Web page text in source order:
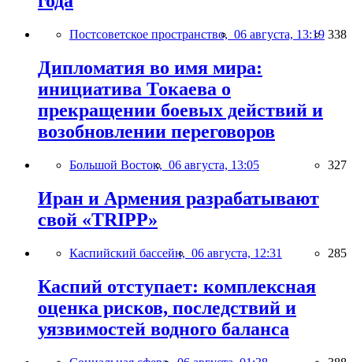
Постсоветское пространство, 06 августа, 13:19 338
Дипломатия во имя мира:
инициатива Токаева о
прекращении боевых действий и
возобновлении переговоров
Большой Восток, 06 августа, 13:05 327
Иран и Армения разрабатывают
свой «TRIPP»
Каспийский бассейн, 06 августа, 12:31 285
Каспий отступает: комплексная
оценка рисков, последствий и
уязвимостей водного баланса